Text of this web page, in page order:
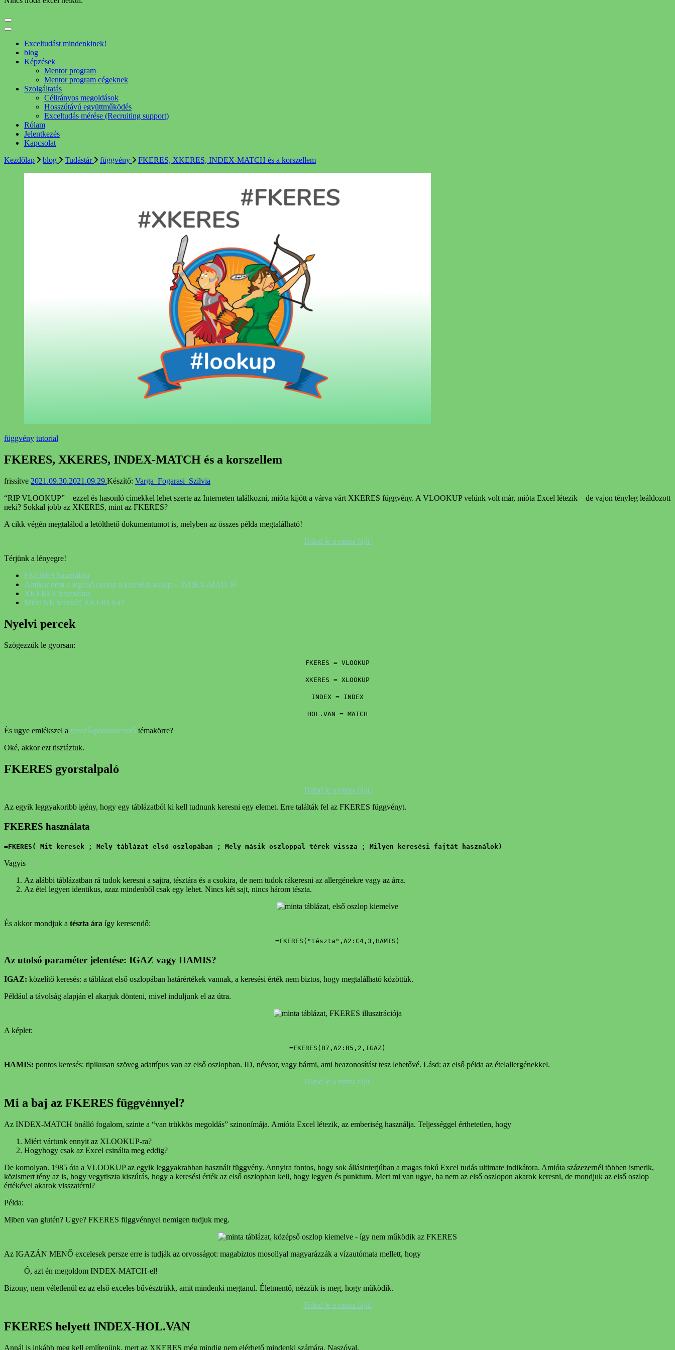
Exceltudást mindenkinek!
blog
Képzések
Mentor program
Mentor program cégeknek
Szolgáltatás
Célirányos megoldások
Hosszútávú együttműködés
Exceltudás mérése (Recruiting support)
Rólam
Jelentkezés
Kapcsolat
Kezdőlap
blog Tudástár függvény FKERES, XKERES, INDEX-MATCH és a korszellem
függvény tutorial
FKERES, XKERES, INDEX-MATCH és a korszellem
frissítve 2021.09.30.2021.09.29.Készítő: Varga_Fogarasi_Szilvia
“RIP VLOOKUP” – ezzel és hasonló címekkel lehet szerte az Interneten találkozni, mióta kijött a várva várt XKERES függvény. A VLOOKUP velünk volt már, mióta Excel létezik – de vajon tényleg leáldozott
neki? Sokkal jobb az XKERES, mint az FKERES?
A cikk végén megtalálod a letölthető dokumentumot is, melyben az összes példa megtalálható!
Töltsd le a minta fájlt!
Térjünk a lényegre!
FKERES használata
Amikor nem a legelső oszlop a keresési oszlop – INDEX-MATCH
XKERES használata
Miért NE használj XKERES-t?
Nyelvi percek
Szögezzük le gyorsan:
FKERES = VLOOKUP
XKERES = XLOOKUP
INDEX = INDEX
HOL.VAN = MATCH
És ugye emlékszel a vessző-pontosvessző témakörre?
Oké, akkor ezt tisztáztuk.
FKERES gyorstalpaló
Töltsd le a minta fájlt!
Az egyik leggyakoribb igény, hogy egy táblázatból ki kell tudnunk keresni egy elemet. Erre találták fel az FKERES függvényt.
FKERES használata
=FKERES( Mit keresek ; Mely táblázat első oszlopában ; Mely másik oszloppal térek vissza ; Milyen keresési fajtát használok)
Vagyis
Az alábbi táblázatban rá tudok keresni a sajtra, tésztára és a csokira, de nem tudok rákeresni az allergénekre vagy az árra.
Az étel legyen identikus, azaz mindenből csak egy lehet. Nincs két sajt, nincs három tészta.
És akkor mondjuk a tészta ára így keresendő:
=FKERES("tészta",A2:C4,3,HAMIS)
Az utolsó paraméter jelentése: IGAZ vagy HAMIS?
IGAZ: közelítő keresés: a táblázat első oszlopában határértékek vannak, a keresési érték nem biztos, hogy megtalálható közöttük.
Például a távolság alapján el akarjuk dönteni, mivel induljunk el az útra.
A képlet:
=FKERES(B7,A2:B5,2,IGAZ)
HAMIS: pontos keresés: tipikusan szöveg adattípus van az első oszlopban. ID, névsor, vagy bármi, ami beazonosítást tesz lehetővé. Lásd: az első példa az ételallergénekkel.
Töltsd le a minta fájlt!
Mi a baj az FKERES függvénnyel?
Az INDEX-MATCH önálló fogalom, szinte a “van trükkös megoldás” szinonímája. Amióta Excel létezik, az emberiség használja. Teljességgel érthetetlen, hogy
Miért vártunk ennyit az XLOOKUP-ra?
Hogyhogy csak az Excel csinálta meg eddig?
De komolyan. 1985 óta a VLOOKUP az egyik leggyakrabban használt függvény. Annyira fontos, hogy sok állásinterjúban a magas fokú Excel tudás ultimate indikátora. Amióta százezernél többen ismerik,
közismert tény az is, hogy vegytiszta kiszúrás, hogy a keresési érték az első oszlopban kell, hogy legyen és punktum. Mert mi van ugye, ha nem az első oszlopon akarok keresni, de mondjuk az első oszlop
értékével akarok visszatérni?
Példa:
Miben van glutén? Ugye? FKERES függvénnyel nemigen tudjuk meg.
Az IGAZÁN MENŐ excelesek persze erre is tudják az orvosságot: magabiztos mosollyal magyarázzák a vízautómata mellett, hogy
Ó, azt én megoldom INDEX-MATCH-el!
Bizony, nem véletlenül ez az első exceles bűvésztrükk, amit mindenki megtanul. Életmentő, nézzük is meg, hogy működik.
Töltsd le a minta fájlt!
FKERES helyett INDEX-HOL.VAN
Annál is inkább meg kell említenünk, mert az XKERES még mindig nem elérhető mindenki számára. Naszóval.